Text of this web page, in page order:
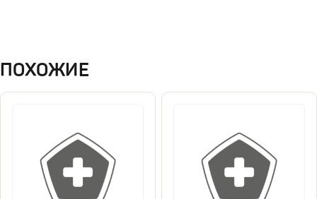
ПОХОЖИЕ